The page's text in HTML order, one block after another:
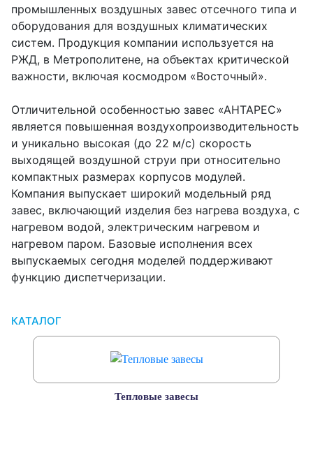
промышленных воздушных завес отсечного типа и
оборудования для воздушных климатических
систем. Продукция компании используется на
РЖД, в Метрополитене, на объектах критической
важности, включая космодром «Восточный».
Отличительной особенностью завес «АНТАРЕС»
является повышенная воздухопроизводительность
и уникально высокая (до 22 м/с) скорость
выходящей воздушной струи при относительно
компактных размерах корпусов модулей.
Компания выпускает широкий модельный ряд
завес, включающий изделия без нагрева воздуха, с
нагревом водой, электрическим нагревом и
нагревом паром. Базовые исполнения всех
выпускаемых сегодня моделей поддерживают
функцию диспетчеризации.
КАТАЛОГ
Тепловые завесы